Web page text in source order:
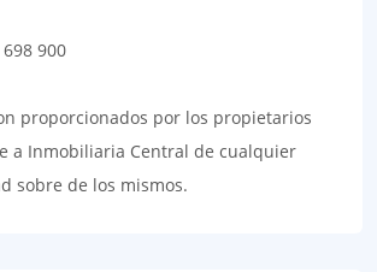
900
proporcionados por los propietarios
a Inmobiliaria Central de cualquier
sobre de los mismos.